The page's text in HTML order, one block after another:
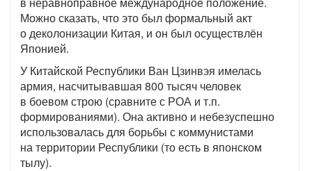
Можно сказать, что это был формальный акт
о деколонизации Китая, и он был осуществлён
Японией.
У Китайской Республики Ван Цзинвэя имелась
армия, насчитывавшая 800 тысяч человек
в боевом строю (сравните с РОА и т.п.
формированиями). Она активно и небезуспешно
использовалась для борьбы с коммунистами
на территории Республики (то есть в японском
тылу).